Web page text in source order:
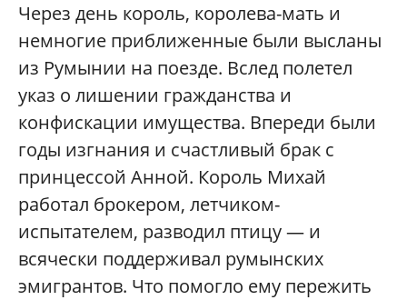
Через день король, королева-мать и
немногие приближенные были высланы
из Румынии на поезде. Вслед полетел
указ о лишении гражданства и
конфискации имущества. Впереди были
годы изгнания и счастливый брак с
принцессой Анной. Король Михай
работал брокером, летчиком-
испытателем, разводил птицу — и
всячески поддерживал румынских
эмигрантов. Что помогло ему пережить